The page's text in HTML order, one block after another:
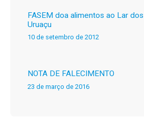
FASEM doa alimentos ao Lar
Uruaçu
10 de setembro de 2012
NOTA DE FALECIMENTO
23 de março de 2016